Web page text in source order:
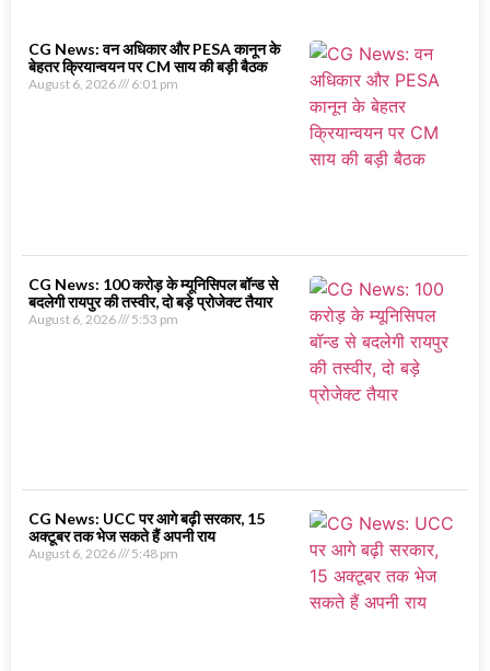
CG News: वन अधिकार और PESA कानून के
बेहतर क्रियान्वयन पर CM साय की बड़ी बैठक
August 6, 2026 6:01 pm
CG News: 100 करोड़ के म्यूनिसिपल बॉन्ड से
बदलेगी रायपुर की तस्वीर, दो बड़े प्रोजेक्ट तैयार
August 6, 2026 5:53 pm
CG News: UCC पर आगे बढ़ी सरकार, 15
अक्टूबर तक भेज सकते हैं अपनी राय
August 6, 2026 5:48 pm